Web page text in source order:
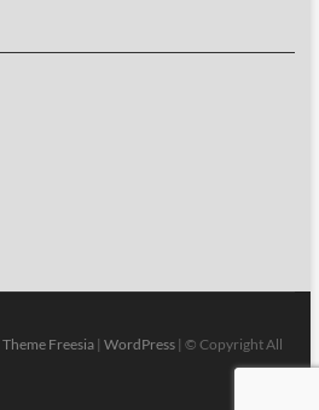
Theme Freesia| WordPress| © Copyright All